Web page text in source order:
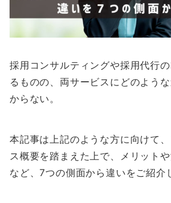
採用コンサルティングや採用代行
るものの、両サービスにどのよう
からない。
本記事は上記のような方に向けて
ス概要を踏まえた上で、メリット
など、7つの側面から違いをご紹介